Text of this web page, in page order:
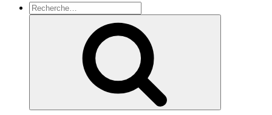
Recherche
pour